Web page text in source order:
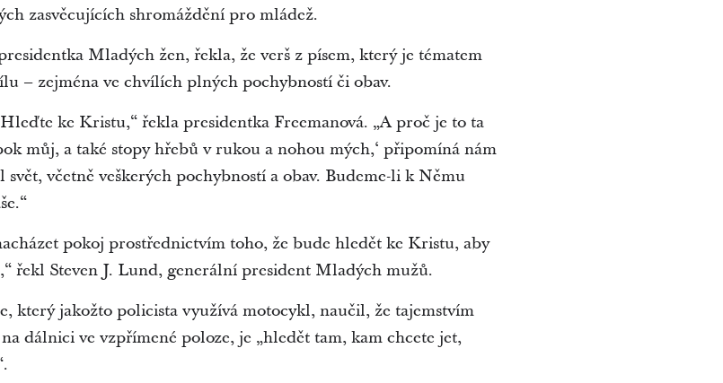
zasvěcujících shromáždění pro mládež.
Mladých žen, řekla, že verš z písem, který je tématem
– zejména ve chvílích plných pochybností či obav.
ke Kristu,“ řekla presidentka Freemanová. „A proč je to ta
můj, a také stopy hřebů v rukou a nohou mých,‘ připomíná nám
včetně veškerých pochybností a obav. Budeme-li k Němu
pokoj prostřednictvím toho, že bude hledět ke Kristu, aby
řekl Steven J. Lund, generální president Mladých mužů.
který jakožto policista využívá motocykl, naučil, že tajemstvím
dálnici ve vzpřímené poloze, je „hledět tam, kam chcete jet,